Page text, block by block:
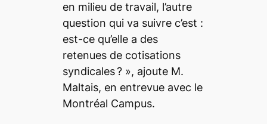
en milieu de travail, l’autre
question qui va suivre c’est :
est-ce qu’elle a des
retenues de cotisations
syndicales ? », ajoute M.
Maltais, en entrevue avec le
Montréal Campus.